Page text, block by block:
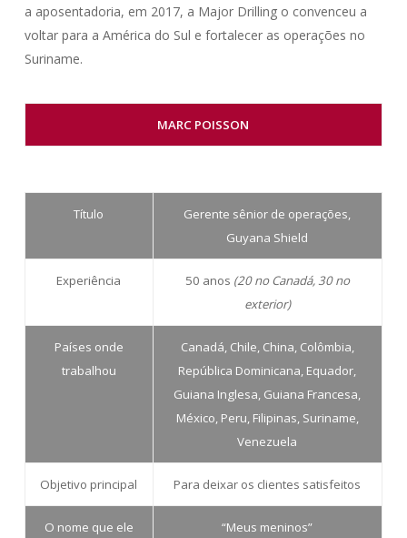
a aposentadoria, em 2017, a Major Drilling o convenceu a
voltar para a América do Sul e fortalecer as operações no
Suriname.
MARC POISSON
Título
Gerente sênior de operações,
Guyana Shield
Experiência 50 anos (20 no Canadá, 30 no
exterior)
Países onde
trabalhou
Canadá, Chile, China, Colômbia,
República Dominicana, Equador,
Guiana Inglesa, Guiana Francesa,
México, Peru, Filipinas, Suriname,
Venezuela
Objetivo principal Para deixar os clientes satisfeitos
O nome que ele “Meus meninos”